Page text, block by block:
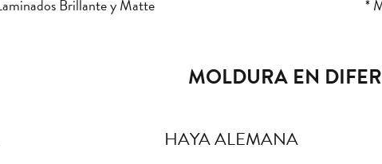
Brillante y Matte
*
MOLDURA EN
HAYA ALEMANA